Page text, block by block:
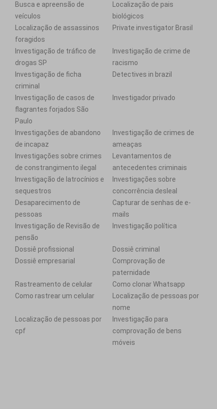
Busca e apreensão de
veículos
Localização de pais
biológicos
Localização de assassinos
foragidos
Private investigator Brasil
Investigação de tráfico de
drogas SP
Investigação de crime de
racismo
Investigação de ficha
criminal
Detectives in brazil
Investigação de casos de
flagrantes forjados São
Paulo
Investigador privado
Investigações de abandono
de incapaz
Investigação de crimes de
ameaças
Investigações sobre crimes
de constrangimento ilegal
Levantamentos de
antecedentes criminais
Investigação de latrocínios e
sequestros
Investigações sobre
concorrência desleal
Desaparecimento de
pessoas
Capturar de senhas de e-
mails
Investigação de Revisão de
pensão
Investigação política
Dossiê profissional
Dossiê criminal
Dossiê empresarial
Comprovação de
paternidade
Rastreamento de celular
Como clonar Whatsapp
Como rastrear um celular
Localização de pessoas por
nome
Localização de pessoas por
cpf
Investigação para
comprovação de bens
móveis